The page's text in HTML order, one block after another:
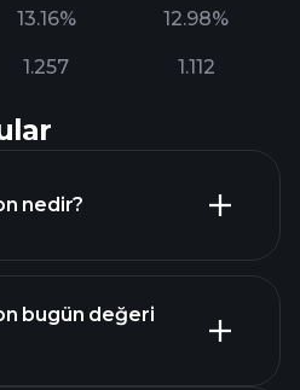
13.16% 12.98%
1.257 1.112
nedir?
bugün değeri